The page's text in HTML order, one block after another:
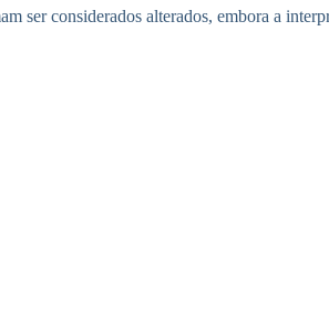
ser considerados alterados, embora a